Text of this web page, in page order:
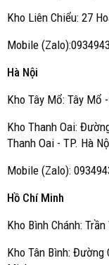
Kho Liên Chiểu: 27
Mobile
Hà Nội
Kho Tây Mổ: Tây Mổ
Kho Thanh Oai:
Thanh Oai - TP. Hà
Mobile (Zalo):
Hồ Chí Minh
Kho Bình Chánh:
Kho Tân Bình: Đường